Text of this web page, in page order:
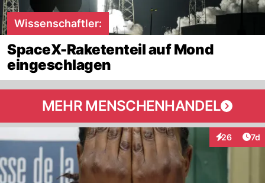
Wissenschaftler:
SpaceX-Raketenteil auf Mond
eingeschlagen
MEHR MENSCHENHANDEL
26
Interaktionen
7d